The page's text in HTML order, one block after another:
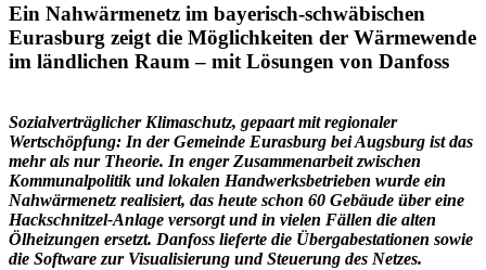
Ein Nahwärmenetz im bayerisch-schwäbischen
Eurasburg zeigt die Möglichkeiten der Wärmewende
im ländlichen Raum – mit Lösungen von Danfoss
Sozialverträglicher Klimaschutz, gepaart mit regionaler
Wertschöpfung: In der Gemeinde Eurasburg bei Augsburg ist das
mehr als nur Theorie. In enger Zusammenarbeit zwischen
Kommunalpolitik und lokalen Handwerksbetrieben wurde ein
Nahwärmenetz realisiert, das heute schon 60 Gebäude über eine
Hackschnitzel-Anlage versorgt und in vielen Fällen die alten
Ölheizungen ersetzt. Danfoss lieferte die Übergabestationen sowie
die Software zur Visualisierung und Steuerung des Netzes.